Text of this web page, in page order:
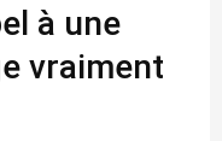
à une
vraiment